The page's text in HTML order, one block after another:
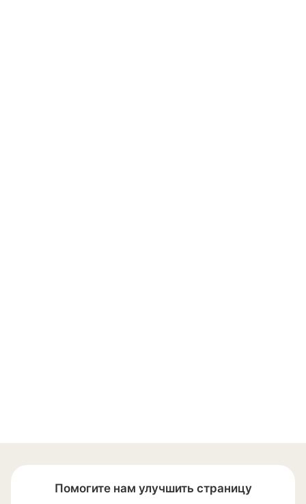
Помогите нам улучшить страницу